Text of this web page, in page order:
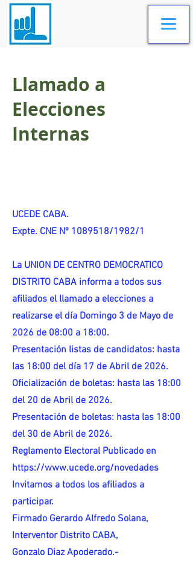
Llamado a
Elecciones
Internas
UCEDE CABA.
Expte. CNE Nº 1089518/1982/1
La UNION DE CENTRO DEMOCRATICO
DISTRITO CABA informa a todos sus
afiliados el llamado a elecciones a
realizarse el día Domingo 3 de Mayo de
2026 de 08:00 a 18:00.
Presentación listas de candidatos: hasta
las 18:00 del día 17 de Abril de 2026.
Oficialización de boletas: hasta las 18:00
del 20 de Abril de 2026.
Presentación de boletas: hasta las 18:00
del 30 de Abril de 2026.
Reglamento Electoral Publicado en
https://www.ucede.org/novedades
Invitamos a todos los afiliados a
participar.
Firmado Gerardo Alfredo Solana,
Interventor Distrito CABA,
Gonzalo Diaz Apoderado.-